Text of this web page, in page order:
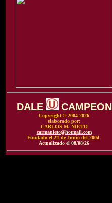
DALE CAMPEON
Copyright © 2004-2026
elaborado por:
CARLOS M. NIETO
carmanieto@hotmail.com
Fundado el 21 de Junio del 2004
Actualizado el 08/08/26